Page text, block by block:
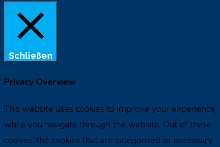
Schließen
Privacy Overview
This website uses cookies to improve your experience
while you navigate through the website. Out of these
cookies, the cookies that are categorized as necessary